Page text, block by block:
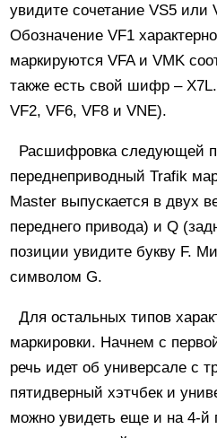
увидите сочетание VS5
Обозначение VF1
маркируются VFA и VMK
также есть свой шифр –
VF2, VF6, VF8 и VNE).
Расшифровка следующей
переднеприводный Trafik
Master выпускается в двух
переднего привода) и Q
позиции увидите букву F.
символом G.
Для остальных типов
маркировки. Начнем с
речь идет об универсале с
пятидверный хэтчбек и
можно увидеть еще и на 4-